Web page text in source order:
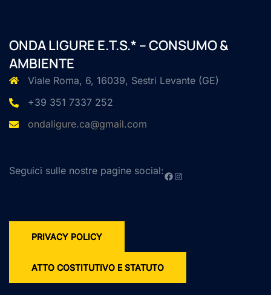
ONDA LIGURE E.T.S.* – CONSUMO &
AMBIENTE
Viale Roma, 6, 16039, Sestri Levante (GE)
+39 351 7337 252
ondaligure.ca@gmail.com
Seguici sulle nostre pagine social:Facebook
Instagram
PRIVACY POLICY
ATTO COSTITUTIVO E STATUTO